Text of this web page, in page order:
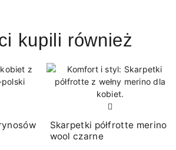
kupili również
Skarpetki półfrotte merino
wool czarne